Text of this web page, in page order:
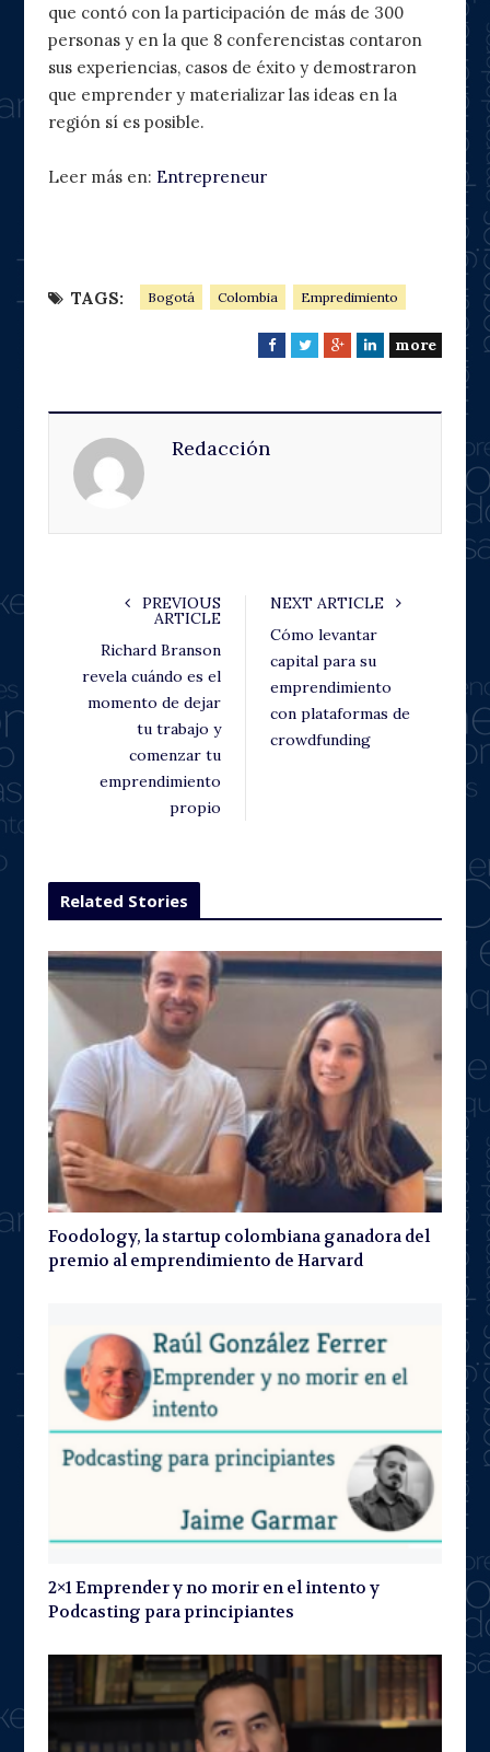
que contó con la participación de más de 300
personas y en la que 8 conferencistas contaron
sus experiencias, casos de éxito y demostraron
que emprender y materializar las ideas en la
región sí es posible.
Leer más en: Entrepreneur
TAGS: Bogotá Colombia Empredimiento
F
T
G
L
more
Redacción
PREVIOUS
ARTICLE
Richard Branson
revela cuándo es el
momento de dejar
tu trabajo y
comenzar tu
emprendimiento
propio
NEXT ARTICLE
Cómo levantar
capital para su
emprendimiento
con plataformas de
crowdfunding
Related Stories
Foodology, la startup colombiana ganadora del
premio al emprendimiento de Harvard
2×1 Emprender y no morir en el intento y
Podcasting para principiantes